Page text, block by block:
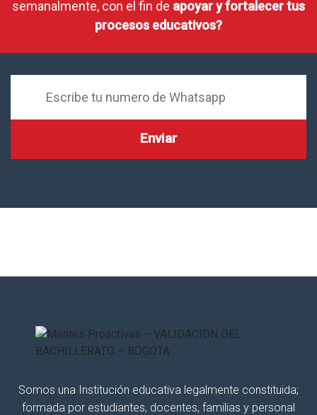
semanalmente, con el fin de apoyar y fortalecer tus
procesos educativos?
Somos una Institución educativa legalmente constituida;
formada por estudiantes, docentes, familias y personal